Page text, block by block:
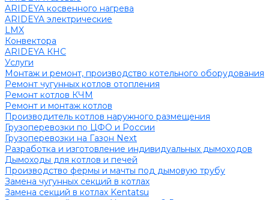
ARIDEYA косвенного нагрева
ARIDEYA электрические
LMX
Конвектора
ARIDEYA КНС
Услуги
Монтаж и ремонт, производство котельного оборудования
Ремонт чугунных котлов отопления
Ремонт котлов КЧМ
Ремонт и монтаж котлов
Производитель котлов наружного размещения
Грузоперевозки по ЦФО и России
Грузоперевозки на Газон Next
Разработка и изготовление индивидуальных дымоходов
Дымоходы для котлов и печей
Производство фермы и мачты под дымовую трубу
Замена чугунных секций в котлах
Замена секций в котлах Kentatsu